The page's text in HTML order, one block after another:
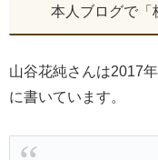
本人ブログで「
山谷花純さんは2017
に書いています。